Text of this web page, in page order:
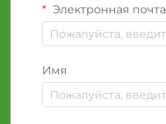
Электронная почта
Имя